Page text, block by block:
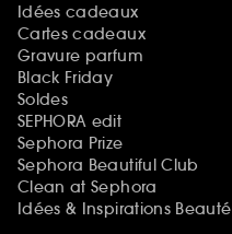
Idées cadeaux
Cartes cadeaux
Gravure parfum
Black Friday
Soldes
SEPHORA edit
Sephora Prize
Sephora Beautiful Club
Clean at Sephora
Idées & Inspirations Beauté